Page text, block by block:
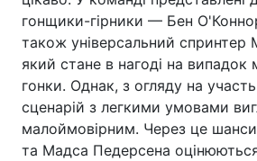
гонщики-гірники — Бен
також універсальний
який стане в нагоді на випадок
гонки. Однак, з огляду на
сценарій з легкими умовами
малоймовірним. Через це шанси
та Мадса Педерсена